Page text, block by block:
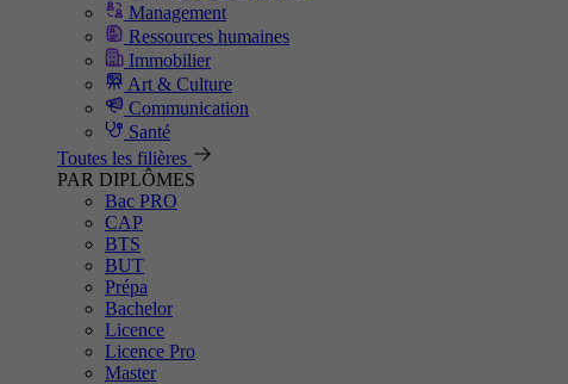
Management
Ressources humaines
Immobilier
Art & Culture
Communication
Santé
Toutes les filières
PAR DIPLÔMES
Bac PRO
CAP
BTS
BUT
Prépa
Bachelor
Licence
Licence Pro
Master